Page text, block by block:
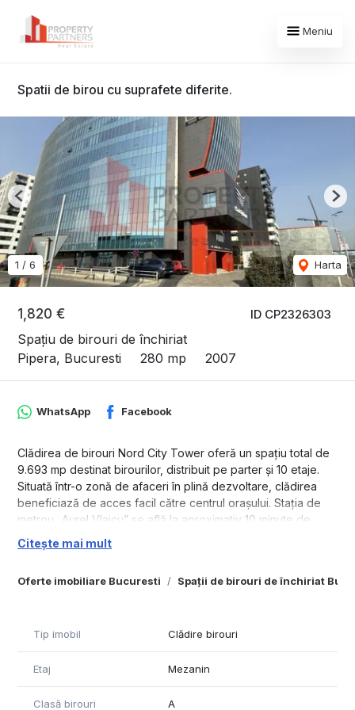
Meniu
Spatii de birou cu suprafete diferite.
ID CP2326303
1,820 €
Spațiu de birouri de închiriat
Pipera, Bucuresti
280 mp 2007
1 / 6 Harta
Previous
Oferte imobiliare Bucuresti Spații de birouri de închiriat
WhatsApp Facebook
Clădirea de birouri Nord City Tower oferă un spațiu total de
9.693 mp destinat birourilor, distribuit pe parter și 10 etaje.
Situată într-o zonă de afaceri în plină dezvoltare, clădirea
beneficiază de acces facil către centrul orașului. Stația de
metrou „Aurel Vlaicu” se află la aproximativ 10 minute de
mers pe jos, iar în apropiere există numeroase facilități,
precum restaurante, cafenele, hoteluri și centre comerciale.
280mp
- Mentenanta: 5.5 Euro/mp ( acopera toate costurle de
incalzire, racire a spatiului) , separat se mai plateste curentul
electric.
- Suprafață totală birouri: 9.693 mp
Citește mai mult
Tip imobil Clădire birouri
Etaj Mezanin
Clasă birouri A